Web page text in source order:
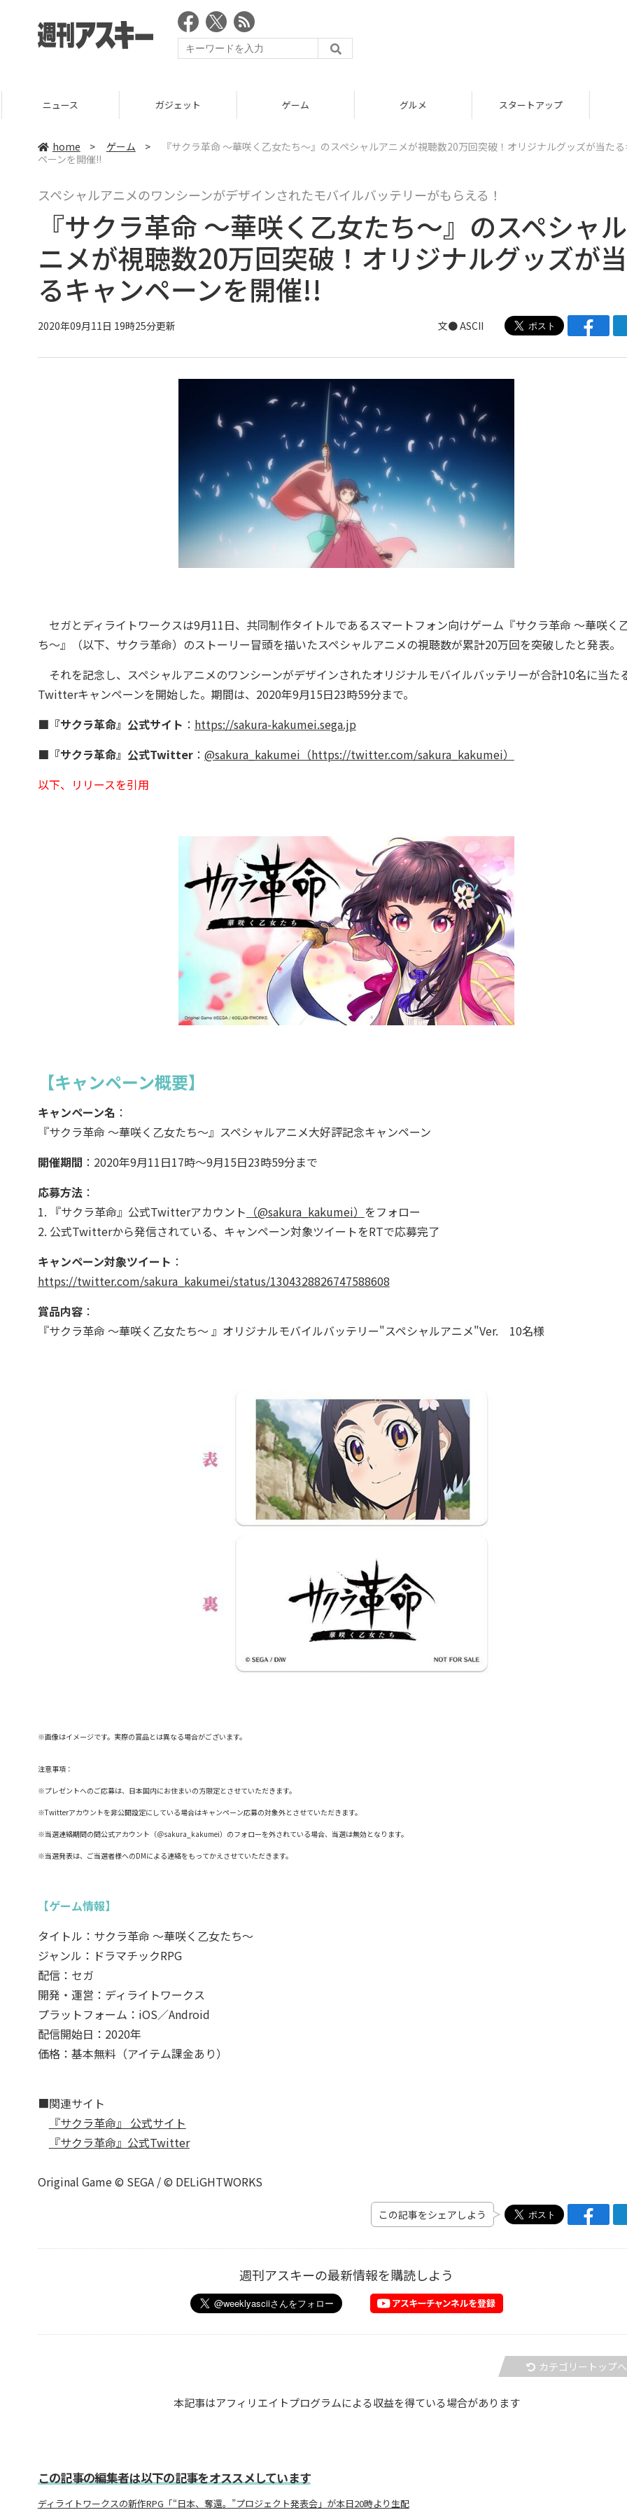
ニュース ガジェット ゲーム グルメ スタートアップ
home > ゲーム >
『サクラ革命 ～華咲く乙女たち～』のスペシャルアニメが視聴数20万回突破！オリジナルグッズが当た
ペーンを開催!!
スペシャルアニメのワンシーンがデザインされたモバイルバッテリーがもらえる！
『サクラ革命 ～華咲く乙女たち～』のスペシャ
ニメが視聴数20万回突破！オリジナルグッズが
るキャンペーンを開催!!
2020年09月11日 19時25分更新 文● ASCII
セガとディライトワークスは9月11日、共同制作タイトルであるスマートフォン向けゲーム『サクラ革命 ～華咲く
ち～』（以下、サクラ革命）のストーリー冒頭を描いたスペシャルアニメの視聴数が累計20万回を突破したと発表。
それを記念し、スペシャルアニメのワンシーンがデザインされたオリジナルモバイルバッテリーが合計10名に当た
Twitterキャンペーンを開始した。期間は、2020年9月15日23時59分まで。
■『サクラ革命』公式サイト ： https://sakura-kakumei.sega.jp
■『サクラ革命』公式Twitter： @sakura_kakumei（https://twitter.com/sakura_kakumei）
以下、リリースを引用
【キャンペーン概要】
キャンペーン名 ：
『サクラ革命 ～華咲く乙女たち～』スペシャルアニメ大好評記念キャンペーン
開催期間 ：2020年9月11日17時～9月15日23時59分まで
応募方法：
1. 『サクラ革命』公式Twitterアカウント （@sakura_kakumei） をフォロー
2. 公式Twitterから発信されている、キャンペーン対象ツイートをRTで応募完了
キャンペーン対象ツイート ：
https://twitter.com/sakura_kakumei/status/1304328826747588608
賞品内容：
『サクラ革命 ～華咲く乙女たち～ 』オリジナルモバイルバッテリー"スペシャルアニメ"Ver. 10名様
※画像はイメージです。実際の賞品とは異なる場合がございます。
注意事項：
※プレゼントへのご応募は、日本国内にお住まいの方限定とさせていただきます。
※Twitterアカウントを非公開設定にしている場合はキャンペーン応募の対象外とさせていただきます。
※当選連絡期間の間公式アカウント（＠sakura_kakumei）のフォローを外されている場合、当選は無効となります。
※当選発表は、ご当選者様へのDMによる連絡をもってかえさせていただきます。
【ゲーム情報】
タイトル：サクラ革命 ～華咲く乙女たち～
ジャンル：ドラマチックRPG
配信：セガ
開発・運営：ディライトワークス
プラットフォーム：iOS／Android
配信開始日：2020年
価格：基本無料（アイテム課金あり）
■関連サイト
『サクラ革命』 公式サイト
『サクラ革命』公式Twitter
Original Game © SEGA / © DELiGHTWORKS
この記事をシェアしよう
週刊アスキーの最新情報を購読しよう
カテゴリートップへ
本記事はアフィリエイトプログラムによる収益を得ている場合があります
この記事の編集者は以下の記事をオススメしています
ディライトワークスの新作RPG「“日本、奪還。”プロジェクト発表会」が本日20時より生配